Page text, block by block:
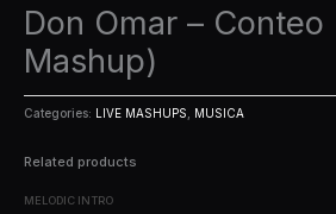
Don Omar – Conteo
Mashup)
Categories: LIVE MASHUPS, MUSICA
Related products
MELODIC INTRO